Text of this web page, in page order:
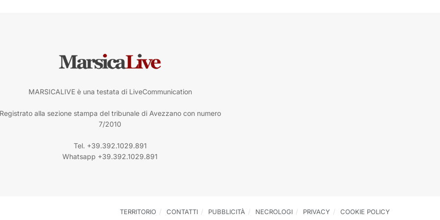
MARSICALIVE è una testata di LiveCommunication
Registrato alla sezione stampa del tribunale di Avezzano con numero
7/2010
Tel. +39.392.1029.891
Whatsapp +39.392.1029.891
TERRITORIO CONTATTI PUBBLICITÀ NECROLOGI PRIVACY COOKIE POLICY